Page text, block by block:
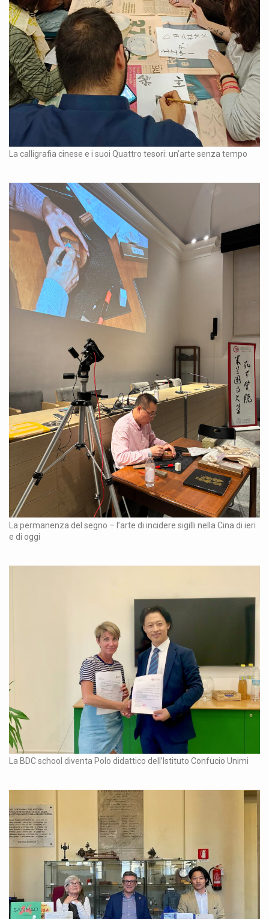
La calligrafia cinese e i suoi Quattro tesori: un’arte senza tempo
La permanenza del segno – l’arte di incidere sigilli nella Cina di ieri
e di oggi
La BDC school diventa Polo didattico dell’Istituto Confucio Unimi